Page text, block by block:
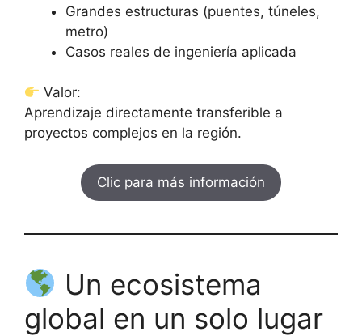
Grandes estructuras (puentes, túneles,
metro)
Casos reales de ingeniería aplicada
Valor:
Aprendizaje directamente transferible a
proyectos complejos en la región.
Clic para más información
Un ecosistema
global en un solo lugar